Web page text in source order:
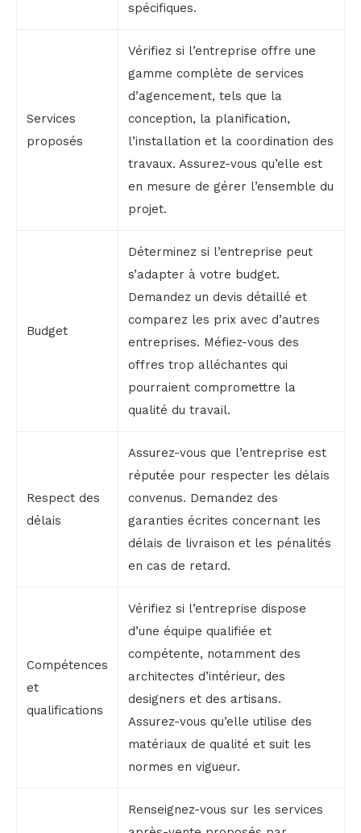
spécifiques.
Services
proposés
Vérifiez si l’entreprise offre une
gamme complète de services
d’agencement, tels que la
conception, la planification,
l’installation et la coordination des
travaux. Assurez-vous qu’elle est
en mesure de gérer l’ensemble du
projet.
Budget
Déterminez si l’entreprise peut
s’adapter à votre budget.
Demandez un devis détaillé et
comparez les prix avec d’autres
entreprises. Méfiez-vous des
offres trop alléchantes qui
pourraient compromettre la
qualité du travail.
Respect des
délais
Assurez-vous que l’entreprise est
réputée pour respecter les délais
convenus. Demandez des
garanties écrites concernant les
délais de livraison et les pénalités
en cas de retard.
Compétences
et
qualifications
Vérifiez si l’entreprise dispose
d’une équipe qualifiée et
compétente, notamment des
architectes d’intérieur, des
designers et des artisans.
Assurez-vous qu’elle utilise des
matériaux de qualité et suit les
normes en vigueur.
Renseignez-vous sur les services